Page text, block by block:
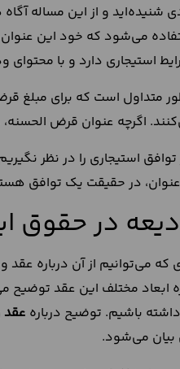
شنیده‌اید و از این مساله
می‌شود که خود این
استیجاری دارد و با
متداول است که برای مبلغ
اگرچه عنوان قرض
توافق استیجاری را در نظر
عنوان، در حقیقت یک توافق
در حقوق
که می‌توانیم از آن درباره
ابعاد مختلف این عقد
باشیم. توضیح درباره عقد
بیان می‌شود.